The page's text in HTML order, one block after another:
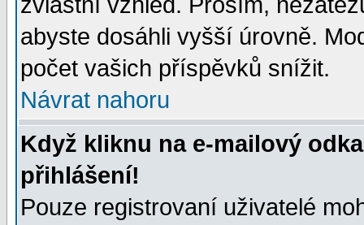
abyste dosáhli vyšší úrovně.
počet vašich příspěvků snížit.
Návrat nahoru
Když kliknu na e-mailový
přihlášení!
Pouze registrovaní uživatelé